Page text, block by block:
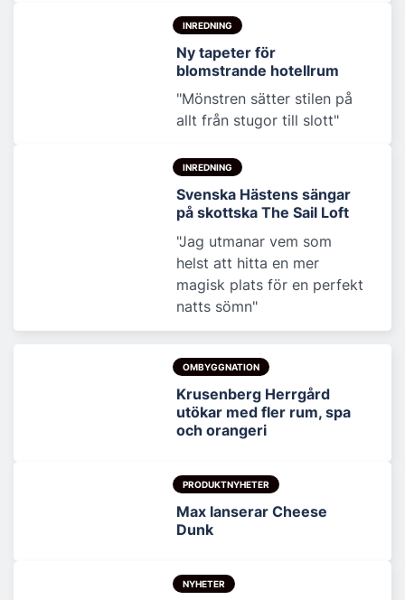
INREDNING
Ny tapeter för
blomstrande hotellrum
"Mönstren sätter stilen på
allt från stugor till slott"
INREDNING
Svenska Hästens sängar
på skottska The Sail Loft
"Jag utmanar vem som
helst att hitta en mer
magisk plats för en perfekt
natts sömn"
OMBYGGNATION
Krusenberg Herrgård
utökar med fler rum, spa
och orangeri
PRODUKTNYHETER
Max lanserar Cheese
Dunk
NYHETER